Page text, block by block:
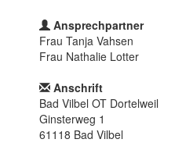
Ansprechpartner
Frau Tanja Vahsen
Frau Nathalie Lotter
Anschrift
Bad Vilbel OT Dortelweil
Ginsterweg 1
61118 Bad Vilbel